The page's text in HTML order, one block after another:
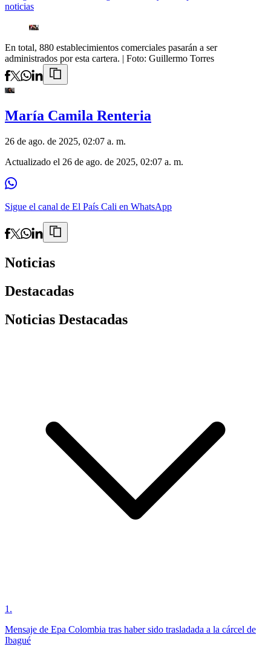
noticias
En total, 880 establecimientos comerciales pasarán a ser
administrados por esta cartera. | Foto: Guillermo Torres
María Camila Renteria
26 de ago. de 2025, 02:07 a. m.
Actualizado el 26 de ago. de 2025, 02:07 a. m.
Sigue el canal de El País Cali en WhatsApp
Noticias
Destacadas
Noticias Destacadas
1 .
Mensaje de Epa Colombia tras haber sido trasladada a la cárcel de
Ibagué